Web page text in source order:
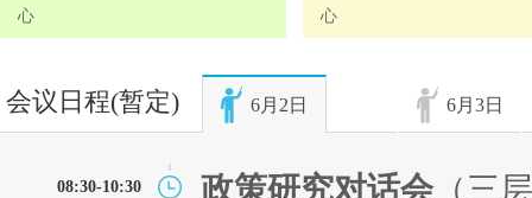
心
心
会议日程(暂定) 6月2日 6月3日
08:30-10:30 政策研究对话会（三